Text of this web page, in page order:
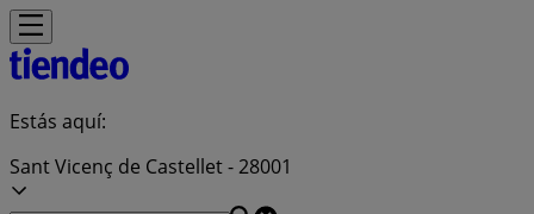
Estás aquí:
Sant Vicenç de Castellet - 28001